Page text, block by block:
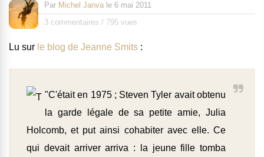
Par Michel Janva le 6 mai 2011
3 commentaires / 795 vues
Lu sur le blog de Jeanne Smits :
"C'était en 1975 ; Steven Tyler avait obtenu
la garde légale de sa petite amie, Julia
Holcomb, et put ainsi cohabiter avec elle. Ce
qui devait arriver arriva : la jeune fille tomba